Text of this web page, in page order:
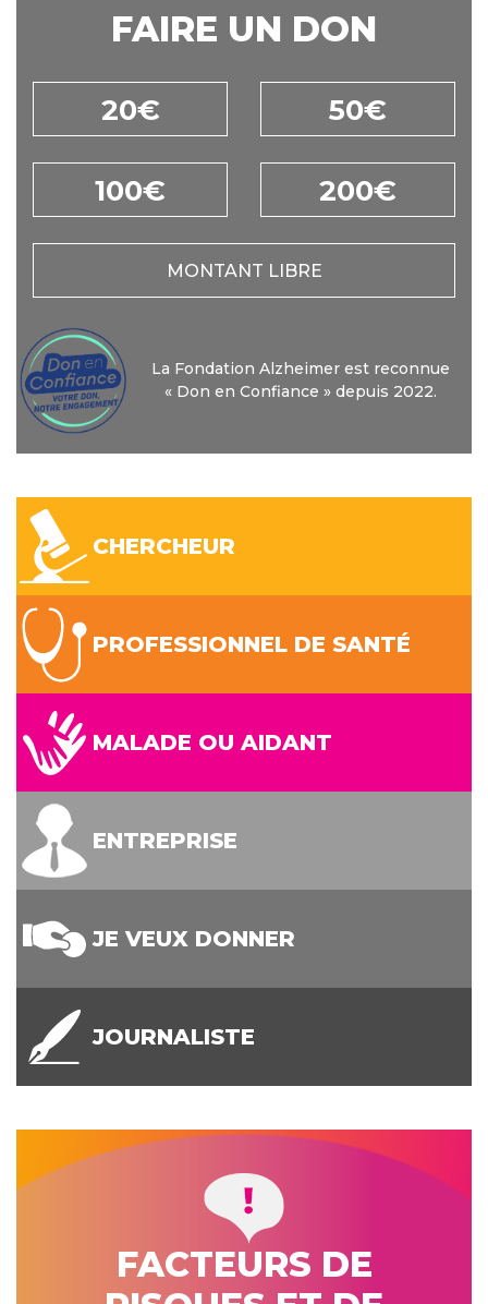
FAIRE UN DON
20€ 50€
100€ 200€
MONTANT LIBRE
La Fondation Alzheimer est reconnue
« Don en Confiance » depuis 2022.
CHERCHEUR
PROFESSIONNEL DE SANTÉ
MALADE OU AIDANT
ENTREPRISE
JE VEUX DONNER
JOURNALISTE
FACTEURS DE